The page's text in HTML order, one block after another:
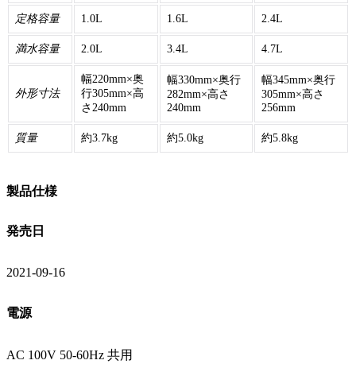
定格容量 1.0L 1.6L 2.4L
満水容量 2.0L 3.4L 4.7L
外形寸法
幅220mm×奥
行305mm×高
さ240mm
幅330mm×奥行
282mm×高さ
240mm
幅345mm×奥行
305mm×高さ
256mm
質量 約3.7kg 約5.0kg 約5.8kg
製品仕様
発売日
2021-09-16
電源
AC 100V 50-60Hz 共用